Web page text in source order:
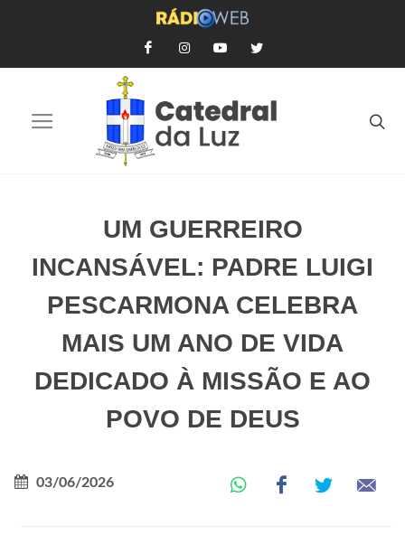
UM GUERREIRO
INCANSÁVEL: PADRE LUIGI
PESCARMONA CELEBRA
MAIS UM ANO DE VIDA
DEDICADO À MISSÃO E AO
POVO DE DEUS
03/06/2026